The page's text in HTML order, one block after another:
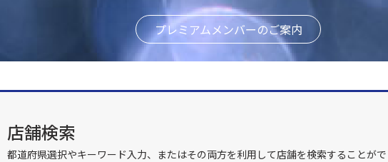
プレミアムメンバーのご案内
店舗検索
都道府県選択やキーワード入力、またはその両方を利用して店舗を検索することが